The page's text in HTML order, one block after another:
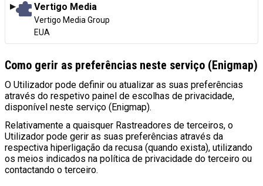
Vertigo Media
Empresa:
Vertigo Media Group
Local de tratamento:
EUA
Como gerir as preferências neste serviço (Enigmap)
O Utilizador pode definir ou atualizar as suas preferências
através do respetivo painel de escolhas de privacidade,
disponível neste serviço (Enigmap).
Relativamente a quaisquer Rastreadores de terceiros, o
Utilizador pode gerir as suas preferências através da
respectiva hiperligação da recusa (quando exista), utilizando
os meios indicados na política de privacidade do terceiro ou
contactando o terceiro.